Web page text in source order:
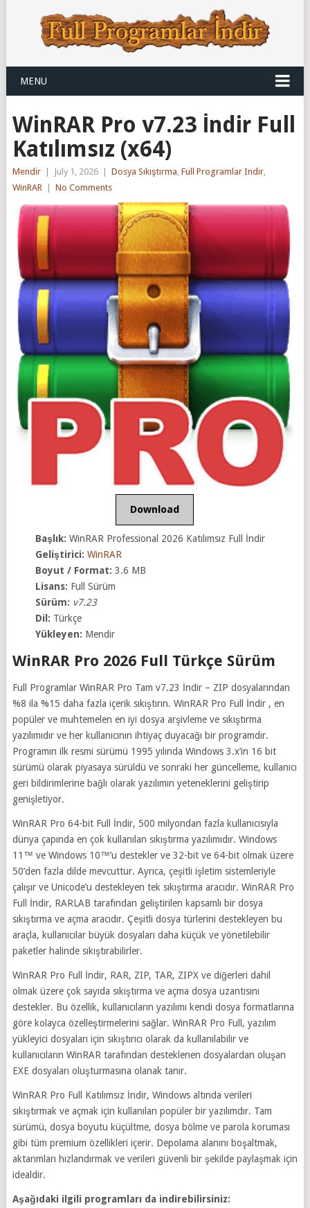
MENU
WinRAR Pro v7.23 İndir Full
Katılımsız (x64)
Mendir July 1, 2026 Dosya Sıkıştırma, Full Programlar Indir,
WinRAR
No Comments
Download
Başlık: WinRAR Professional 2026 Katılımsız Full İndir
Geliştirici: WinRAR
Boyut / Format: 3.6 MB
Lisans: Full Sürüm
Sürüm: v7.23
Dil: Türkçe
Yükleyen: Mendir
WinRAR Pro 2026 Full Türkçe Sürüm
Full Programlar WinRAR Pro Tam v7.23 İndir – ZIP dosyalarından
%8 ila %15 daha fazla içerik sıkıştırın. WinRAR Pro Full İndir , en
popüler ve muhtemelen en iyi dosya arşivleme ve sıkıştırma
yazılımıdır ve her kullanıcının ihtiyaç duyacağı bir programdır.
Programın ilk resmi sürümü 1995 yılında Windows 3.x’in 16 bit
sürümü olarak piyasaya sürüldü ve sonraki her güncelleme, kullanıcı
geri bildirimlerine bağlı olarak yazılımın yeteneklerini geliştirip
genişletiyor.
WinRAR Pro 64-bit Full İndir, 500 milyondan fazla kullanıcısıyla
dünya çapında en çok kullanılan sıkıştırma yazılımıdır. Windows
11™ ve Windows 10™’u destekler ve 32-bit ve 64-bit olmak üzere
50’den fazla dilde mevcuttur. Ayrıca, çeşitli işletim sistemleriyle
çalışır ve Unicode’u destekleyen tek sıkıştırma aracıdır. WinRAR Pro
Full İndir, RARLAB tarafından geliştirilen kapsamlı bir dosya
sıkıştırma ve açma aracıdır. Çeşitli dosya türlerini destekleyen bu
araçla, kullanıcılar büyük dosyaları daha küçük ve yönetilebilir
paketler halinde sıkıştırabilirler.
WinRAR Pro Full İndir, RAR, ZIP, TAR, ZIPX ve diğerleri dahil
olmak üzere çok sayıda sıkıştırma ve açma dosya uzantısını
destekler. Bu özellik, kullanıcıların yazılımı kendi dosya formatlarına
göre kolayca özelleştirmelerini sağlar. WinRAR Pro Full, yazılım
yükleyici dosyaları için sıkıştırıcı olarak da kullanılabilir ve
kullanıcıların WinRAR tarafından desteklenen dosyalardan oluşan
EXE dosyaları oluşturmasına olanak tanır.
WinRAR Pro Full Katılımsız İndir, Windows altında verileri
sıkıştırmak ve açmak için kullanılan popüler bir yazılımdır. Tam
sürümü, dosya boyutu küçültme, dosya bölme ve parola koruması
gibi tüm premium özellikleri içerir. Depolama alanını boşaltmak,
aktarımları hızlandırmak ve verileri güvenli bir şekilde paylaşmak için
idealdir.
Aşağıdaki ilgili programları da indirebilirsiniz: